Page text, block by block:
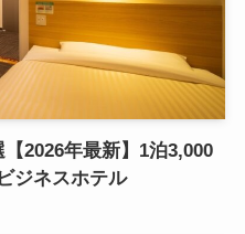
2026年最新】1泊3,000
ジネスホテル